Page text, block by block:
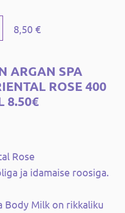
8,50 €
ARGAN SPA
ROSE 400
8.50€
Rose
ja idamaise roosiga.
Body Milk on rikkaliku